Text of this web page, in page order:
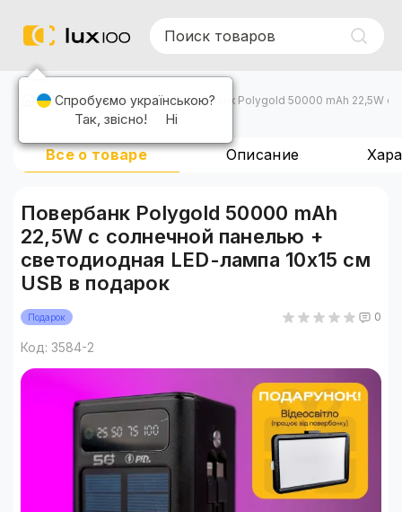
Повербанки Повербанк Polygold 50000 mAh 22,5W с
Все о товаре Описание
Повербанк Polygold 50000 mAh
22,5W с солнечной панелью +
светодиодная LED-лампа 10х15 см
USB в подарок
Подарок 0
Код: 3584-2
Спробуємо українською?
Так, звісно! Ні